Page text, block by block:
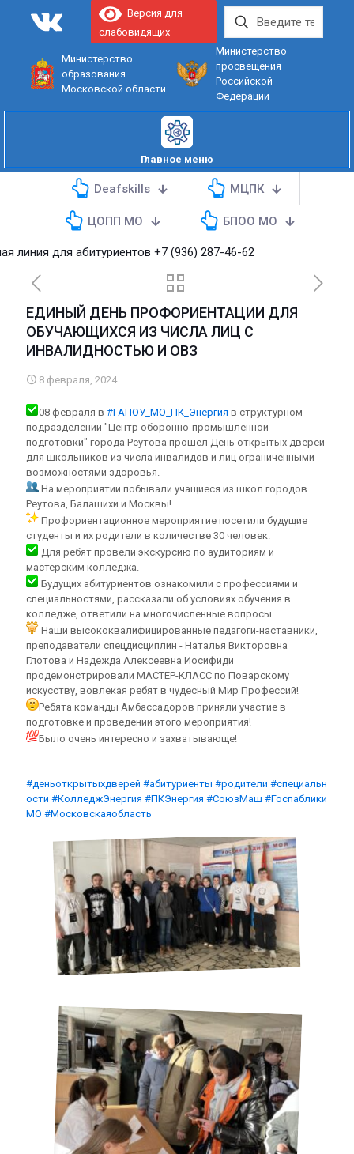
Министерство
образования
Московской области
Министерство
просвещения
Российской
Федерации
Версия для
слабовидящих
Главное меню
Deafskills МЦПК
ЦОПП МО БПОО МО
абитуриентов+7 (936) 287-46-62
ЕДИНЫЙ ДЕНЬ ПРОФОРИЕНТАЦИИ ДЛЯ
ОБУЧАЮЩИХСЯ ИЗ ЧИСЛА ЛИЦ С
ИНВАЛИДНОСТЬЮ И ОВЗ
8 февраля, 2024
08 февраля в #ГАПОУ_МО_ПК_Энергия в структурном
подразделении "Центр оборонно-промышленной
подготовки" города Реутова прошел День открытых дверей
для школьников из числа инвалидов и лиц ограниченными
возможностями здоровья.
На мероприятии побывали учащиеся из школ городов
Реутова, Балашихи и Москвы!
Профориентационное мероприятие посетили будущие
студенты и их родители в количестве 30 человек.
Для ребят провели экскурсию по аудиториям и
мастерским колледжа.
Будущих абитуриентов ознакомили с профессиями и
специальностями, рассказали об условиях обучения в
колледже, ответили на многочисленные вопросы.
Наши высококвалифицированные педагоги-наставники,
преподаватели спецдисциплин - Наталья Викторовна
Глотова и Надежда Алексеевна Иосифиди
продемонстрировали МАСТЕР-КЛАСС по Поварскому
искусству, вовлекая ребят в чудесный Мир Профессий!
Ребята команды Амбассадоров приняли участие в
подготовке и проведении этого мероприятия!
Было очень интересно и захватывающе!
#деньоткрытыхдверей #абитуриенты #родители #специальн
ости #КолледжЭнергия #ПКЭнергия #СоюзМаш #Госпаблики
МО #Московскаяобласть